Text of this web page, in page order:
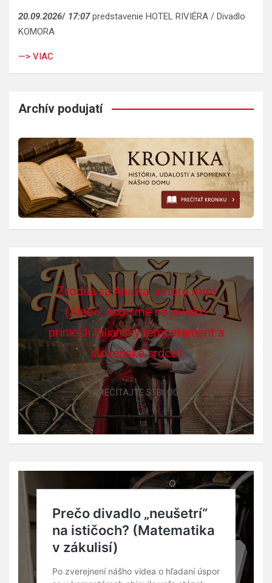
20.09.2026/ 17:07predstavenie HOTEL RIVIÉRA / Divadlo
KOMORA
—> VIAC
Archív podujatí
Zrodila sa Anička, amore mio!
(Alebo, ako sme na javisko
priniesli taliansky temperament a
slovenské srdce)
PREČÍTAJTE SI BLOG